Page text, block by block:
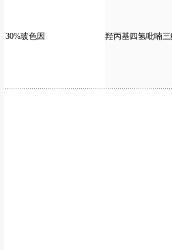
30%玻色因 羟丙基四氢吡喃